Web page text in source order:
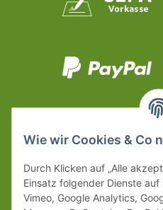
Wie wir Cookies & Co
Durch Klicken auf „Alle
Einsatz folgender Dienste auf
Vimeo, Google Analytics,